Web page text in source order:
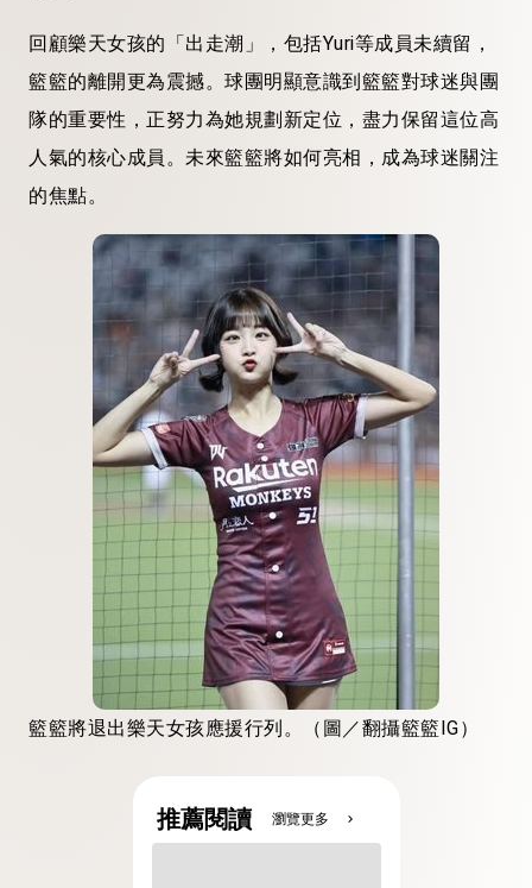
回顧樂天女孩的「出走潮」，包括Yuri等成員未續留，
籃籃的離開更為震撼。球團明顯意識到籃籃對球迷與團
隊的重要性，正努力為她規劃新定位，盡力保留這位高
人氣的核心成員。未來籃籃將如何亮相，成為球迷關注
的焦點。
籃籃將退出樂天女孩應援行列。（圖／翻攝籃籃IG）
推薦閱讀 瀏覽更多 chevron_right